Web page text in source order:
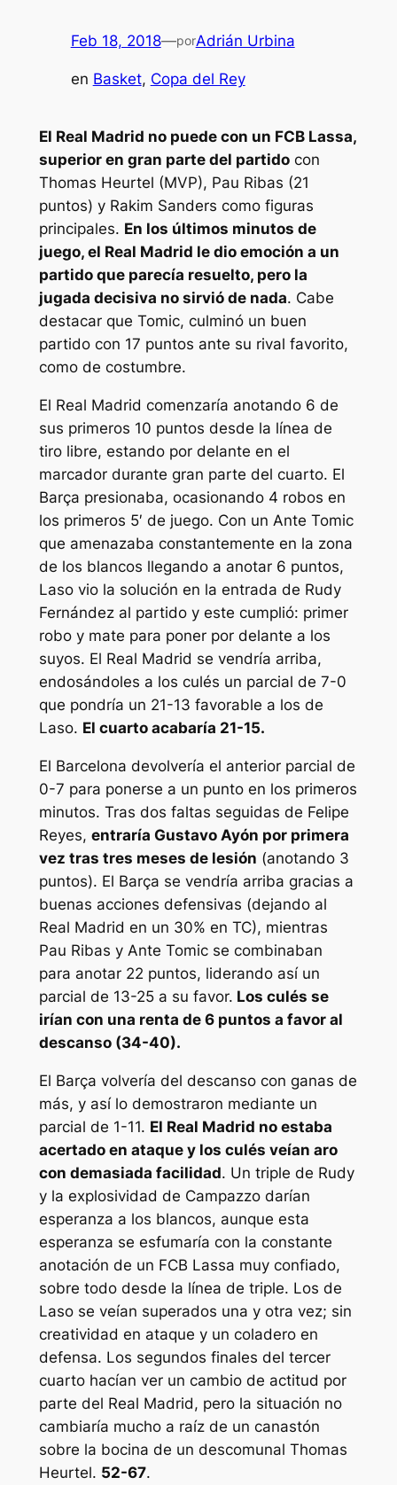
Feb 18, 2018—porAdrián Urbina
en Basket, Copa del Rey
El Real Madrid no puede con un FCB Lassa,
superior en gran parte del partidocon
Thomas Heurtel (MVP), Pau Ribas (21
puntos) y Rakim Sanders como figuras
principales. En los últimos minutos de
juego, el Real Madrid le dio emoción a un
partido que parecía resuelto, pero la
jugada decisiva no sirvió de nada. Cabe
destacar que Tomic, culminó un buen
partido con 17 puntos ante su rival favorito,
como de costumbre.
El Real Madrid comenzaría anotando 6 de
sus primeros 10 puntos desde la línea de
tiro libre, estando por delante en el
marcador durante gran parte del cuarto. El
Barça presionaba, ocasionando 4 robos en
los primeros 5′ de juego. Con un Ante Tomic
que amenazaba constantemente en la zona
de los blancos llegando a anotar 6 puntos,
Laso vio la solución en la entrada de Rudy
Fernández al partido y este cumplió: primer
robo y mate para poner por delante a los
suyos. El Real Madrid se vendría arriba,
endosándoles a los culés un parcial de 7-0
que pondría un 21-13 favorable a los de
Laso. El cuarto acabaría 21-15.
El Barcelona devolvería el anterior parcial de
0-7 para ponerse a un punto en los primeros
minutos. Tras dos faltas seguidas de Felipe
Reyes, entraría Gustavo Ayón por primera
vez tras tres meses de lesión (anotando 3
puntos). El Barça se vendría arriba gracias a
buenas acciones defensivas (dejando al
Real Madrid en un 30% en TC), mientras
Pau Ribas y Ante Tomic se combinaban
para anotar 22 puntos, liderando así un
parcial de 13-25 a su favor. Los culés se
irían con una renta de 6 puntos a favor al
descanso (34-40).
El Barça volvería del descanso con ganas de
más, y así lo demostraron mediante un
parcial de 1-11. El Real Madrid no estaba
acertado en ataque y los culés veían aro
con demasiada facilidad. Un triple de Rudy
y la explosividad de Campazzo darían
esperanza a los blancos, aunque esta
esperanza se esfumaría con la constante
anotación de un FCB Lassa muy confiado,
sobre todo desde la línea de triple. Los de
Laso se veían superados una y otra vez; sin
creatividad en ataque y un coladero en
defensa. Los segundos finales del tercer
cuarto hacían ver un cambio de actitud por
parte del Real Madrid, pero la situación no
cambiaría mucho a raíz de un canastón
sobre la bocina de un descomunal Thomas
Heurtel. 52-67.